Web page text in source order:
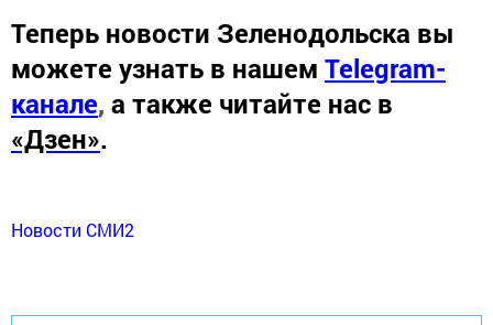
Теперь новости Зеленодольска вы
можете узнать в нашем Telegram-
канале, а также читайте нас в
«Дзен».
Новости СМИ2